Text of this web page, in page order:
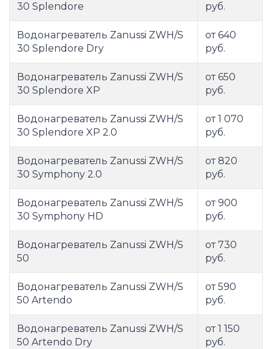
30 Splendore
руб.
Водонагреватель Zanussi ZWH/S
30 Splendore Dry
от 640
руб.
Водонагреватель Zanussi ZWH/S
30 Splendore XP
от 650
руб.
Водонагреватель Zanussi ZWH/S
30 Splendore XP 2.0
от 1 070
руб.
Водонагреватель Zanussi ZWH/S
30 Symphony 2.0
от 820
руб.
Водонагреватель Zanussi ZWH/S
30 Symphony HD
от 900
руб.
Водонагреватель Zanussi ZWH/S
50
от 730
руб.
Водонагреватель Zanussi ZWH/S
50 Artendo
от 590
руб.
Водонагреватель Zanussi ZWH/S
50 Artendo Dry
от 1 150
руб.